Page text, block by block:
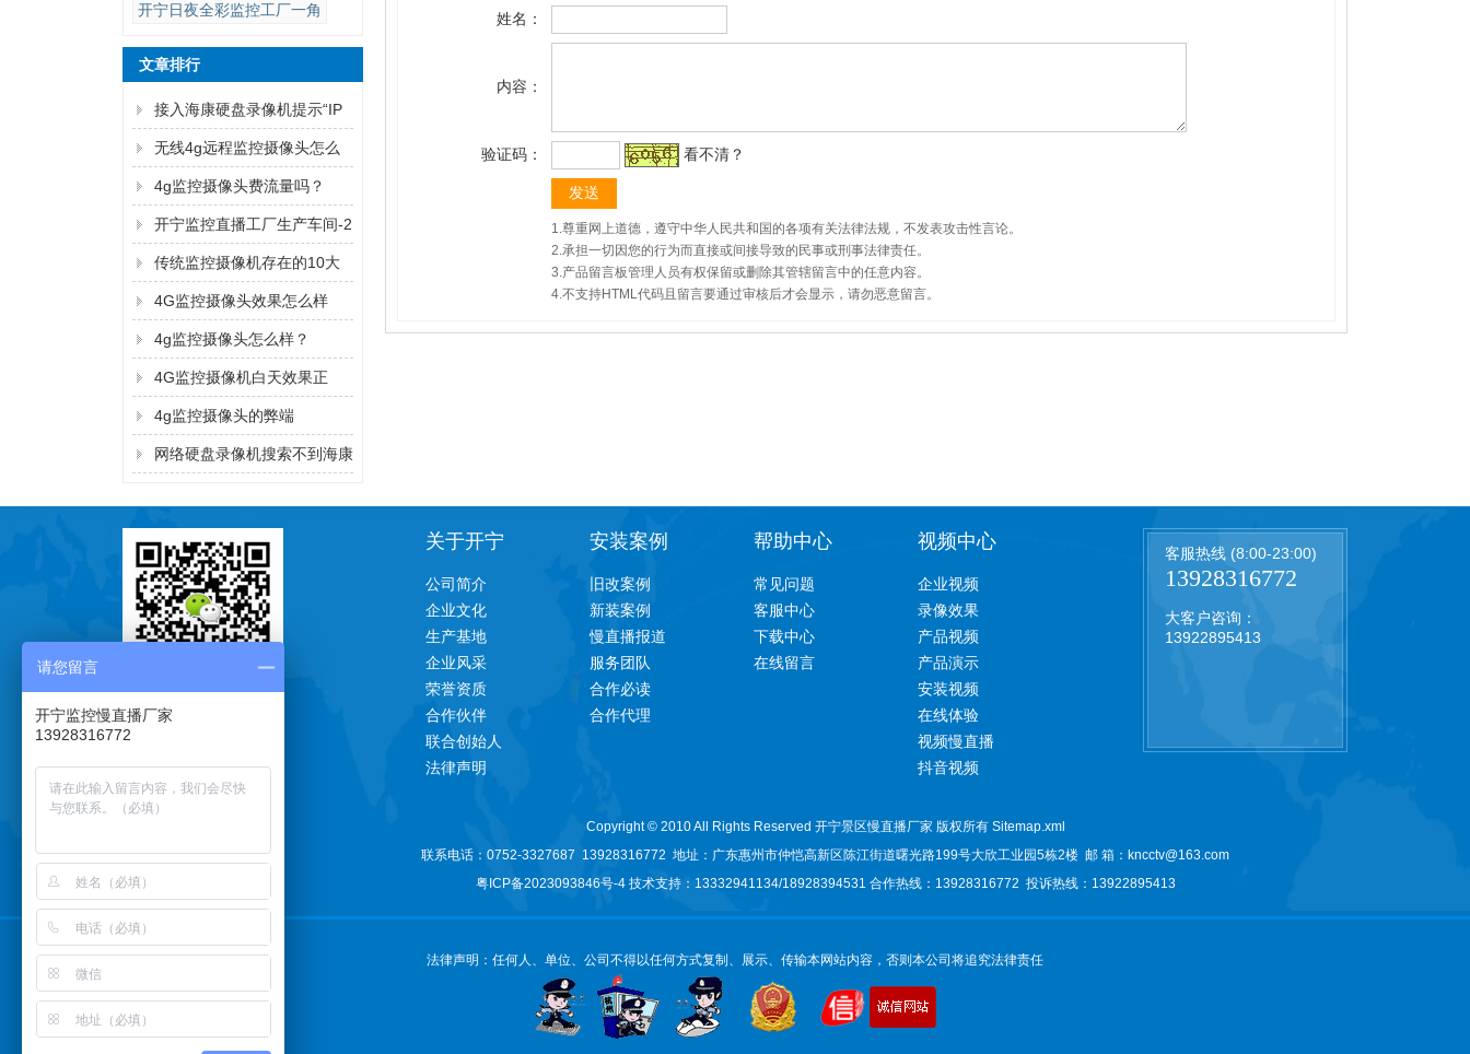
开宁日夜全彩监控工厂一角
文章排行
接入海康硬盘录像机提示“IP
通道异常”解决方法
无线4g远程监控摄像头怎么
连手机
4g监控摄像头费流量吗？
开宁监控直播工厂生产车间-2
传统监控摄像机存在的10大
弊端！
4G监控摄像头效果怎么样
4g监控摄像头怎么样？
4G监控摄像机白天效果正
常，晚上看不清？
4g监控摄像头的弊端
网络硬盘录像机搜索不到海康
法
姓名：
内容：
验证码： 看不清？
1.尊重网上道德，遵守中华人民共和国的各项有关法律法规，不发表攻击性言论。
2.承担一切因您的行为而直接或间接导致的民事或刑事法律责任。
3.产品留言板管理人员有权保留或删除其管辖留言中的任意内容。
4.不支持HTML代码且留言要通过审核后才会显示，请勿恶意留言。
一对一技术支持
关注公众号更多惊喜
关于开宁
公司简介
企业文化
生产基地
企业风采
荣誉资质
合作伙伴
联合创始人
法律声明
安装案例
旧改案例
新装案例
慢直播报道
服务团队
合作必读
合作代理
帮助中心
常见问题
客服中心
下载中心
在线留言
视频中心
企业视频
录像效果
产品视频
产品演示
安装视频
在线体验
视频慢直播
抖音视频
客服热线 (8:00-23:00)
13928316772
大客户咨询：
13922895413
Copyright © 2010 All Rights Reserved 开宁景区慢直播厂家 版权所有 Sitemap.xml
联系电话：0752-3327687 13928316772 地址： 广东惠州市仲恺高新区陈江街道曙光路199号大欣工业园5栋2楼 邮 箱：kncctv@163.com
粤ICP备2023093846号-4 技术支持：13332941134/18928394531 合作热线：13928316772 投诉热线：13922895413
法律声明：任何人、单位、公司不得以任何方式复制、展示、传输本网站内容，否则本公司将追究法律责任
请您留言
开宁监控慢直播厂家
13928316772